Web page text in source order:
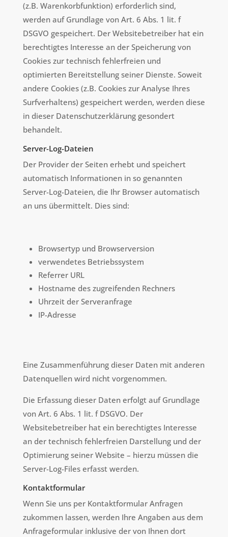
(z.B. Warenkorbfunktion) erforderlich sind,
werden auf Grundlage von Art. 6 Abs. 1 lit. f
DSGVO gespeichert. Der Websitebetreiber hat ein
berechtigtes Interesse an der Speicherung von
Cookies zur technisch fehlerfreien und
optimierten Bereitstellung seiner Dienste. Soweit
andere Cookies (z.B. Cookies zur Analyse Ihres
Surfverhaltens) gespeichert werden, werden diese
in dieser Datenschutzerklärung gesondert
behandelt.
Server-Log-Dateien
Der Provider der Seiten erhebt und speichert
automatisch Informationen in so genannten
Server-Log-Dateien, die Ihr Browser automatisch
an uns übermittelt. Dies sind:
Browsertyp und Browserversion
verwendetes Betriebssystem
Referrer URL
Hostname des zugreifenden Rechners
Uhrzeit der Serveranfrage
IP-Adresse
Eine Zusammenführung dieser Daten mit anderen
Datenquellen wird nicht vorgenommen.
Die Erfassung dieser Daten erfolgt auf Grundlage
von Art. 6 Abs. 1 lit. f DSGVO. Der
Websitebetreiber hat ein berechtigtes Interesse
an der technisch fehlerfreien Darstellung und der
Optimierung seiner Website – hierzu müssen die
Server-Log-Files erfasst werden.
Kontaktformular
Wenn Sie uns per Kontaktformular Anfragen
zukommen lassen, werden Ihre Angaben aus dem
Anfrageformular inklusive der von Ihnen dort